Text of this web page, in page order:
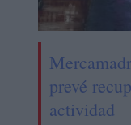
prevé
actividad